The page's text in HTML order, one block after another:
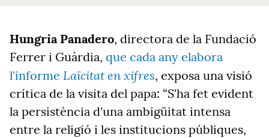
Hungria Panadero, directora de la Fundació
Ferrer i Guàrdia, que cada any elabora
l'informe Laïcitat en xifres, exposa una visió
crítica de la visita del papa: “S'ha fet evident
la persistència d'una ambigüitat intensa
entre la religió i les institucions públiques,